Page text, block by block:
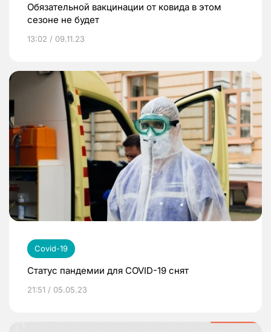
Обязательной вакцинации от ковида в этом
сезоне не будет
13:02 / 09.11.23
Covid-19
Статус пандемии для COVID-19 снят
21:51 / 05.05.23